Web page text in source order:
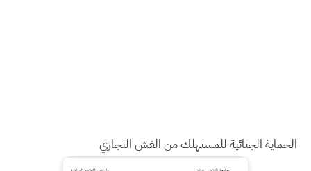
الحماية الجنائية للمستهلك من الغش التجاري